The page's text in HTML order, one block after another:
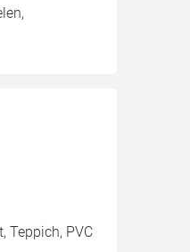
Teppich, PVC